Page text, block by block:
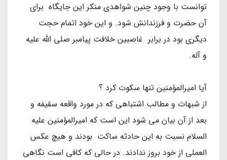
توانست با وجود چنین شواهدی منکر این جایگاه برای
آن حضرت و فرزندانش شود. و این خود اتمام حجت
دیگری بود در برابر غاصبین خلافت پیامبر صلی الله علیه
و آله.
آیا امیرالمؤمنین تنها سکوت کرد ؟
از شبهات و مطالب اشتباهی که در مورد واقعه سقیفه و
بعد از آن بیان می شود این است که امیرالمؤمنین علیه
السلام نسبت به این حادثه ساکت بودند و هیچ عکس
العملی از خود بروز ندادند. در حالی که کافی است نگاهی